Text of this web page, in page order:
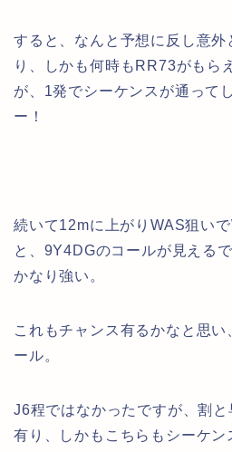
すると、なんと予想に反し意外
り、しかも何時もRR73がもら
が、1発でシーケンスが通って
ー！
続いて12mに上がりWAS狙い
と、9Y4DGのコールが見える
かなり強い。
これもチャンス有るかなと思い
ール。
J6程ではなかったですが、割
有り、しかもこちらもシーケン